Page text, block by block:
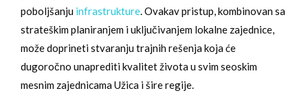
poboljšanju infrastrukture. Ovakav pristup, kombinovan sa
strateškim planiranjem i uključivanjem lokalne zajednice,
može doprineti stvaranju trajnih rešenja koja će
dugoročno unaprediti kvalitet života u svim seoskim
mesnim zajednicama Užica i šire regije.